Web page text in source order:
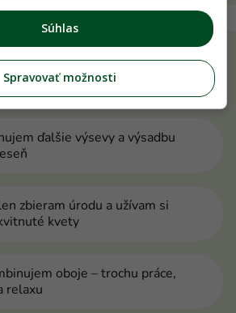
plán v záhrade?
ďalšie výsevy a výsadbu
zbieram úrodu a užívam si
kvety
oboje – trochu práce,
relaxu